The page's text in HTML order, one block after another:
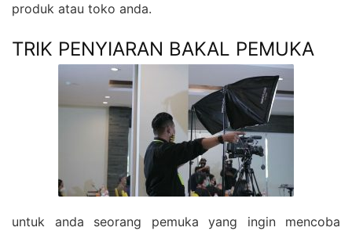
produk atau toko anda.
TRIK PENYIARAN BAKAL PEMUKA
untuk anda seorang pemuka yang ingin mencoba